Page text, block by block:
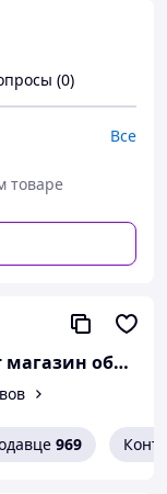
9336271 и
Вас
-->
(0)
Все
товаре
"Мои туфли" - интернет магазин обуви на все случаи жизни.
969